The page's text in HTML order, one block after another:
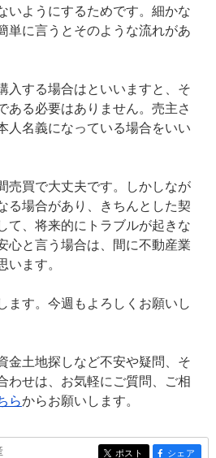
いようにするためです。細かな
単に言うとそのような流れがあ
入する場合はといいますと、そ
ある必要はありません。売主さ
人名義になっている場合をいい
売買で大丈夫です。しかしなが
る場合があり、きちんとした契
て、将来的にトラブルが起きな
心と言う場合は、間に不動産業
います。
ます。今週もよろしくお願いし
金土地探しなど不安や疑問、そ
わせは、お気軽にご質問、ご相
らからお願いします。
entry534
ポスト entry534
シェア